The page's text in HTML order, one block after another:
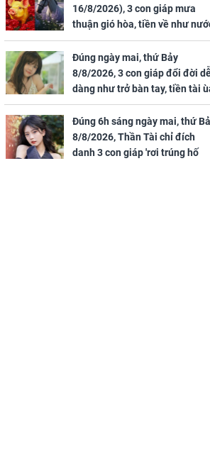
Danh tính đối tượng
nữ ở giữa chợ ở
TP.HCM
16/8/2026), 3 con giáp mưa
thuận gió hòa, tiền về như
bạc vàng dư dả, Phú Quý Vinh
Hoa, vận trình khai sáng
Đúng ngày mai, thứ Bảy
8/8/2026, 3 con giáp đổi đời
dàng như trở bàn tay, tiền tài
tới, ngồi không lộc cũng đến,
phú quý theo tới già
Đúng 6h sáng ngày mai, thứ
8/8/2026, Thần Tài chỉ đích
danh 3 con giáp 'rơi trúng hố